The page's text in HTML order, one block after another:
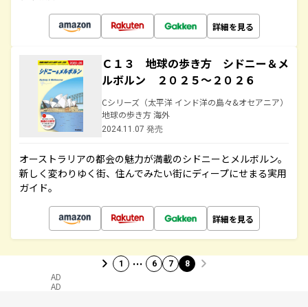
詳細を見る
Ｃ１３ 地球の歩き方 シドニー＆メ
ルボルン ２０２５～２０２６
Cシリーズ（太平洋 インド洋の島々&オセアニア）
地球の歩き方 海外
2024.11.07 発売
オーストラリアの都会の魅力が満載のシドニーとメルボルン。
新しく変わりゆく街、住んでみたい街にディープにせまる実用
ガイド。
詳細を見る
1 … 6 7 8
AD
AD